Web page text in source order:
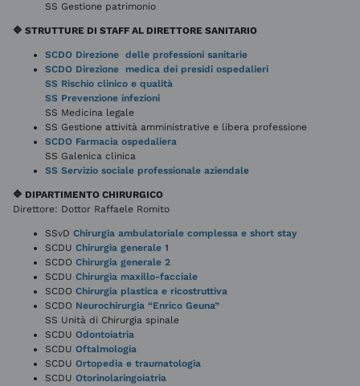
SS Gestione patrimonio
🔷 STRUTTURE DI STAFF AL DIRETTORE SANITARIO
SCDO Direzione delle professioni sanitarie
SCDO Direzione medica dei presidi ospedalieri
SS Rischio clinico e qualità
SS Prevenzione infezioni
SS Medicina legale
SS Gestione attività amministrative e libera professione
SCDO Farmacia ospedaliera
SS Galenica clinica
SS Servizio sociale professionale aziendale
🔷 DIPARTIMENTO CHIRURGICO
Direttore: Dottor Raffaele Romito
SSvD Chirurgia ambulatoriale complessa e short stay
SCDU Chirurgia generale 1
SCDO Chirurgia generale 2
SCDU Chirurgia maxillo-facciale
SCDO Chirurgia plastica e ricostruttiva
SCDO Neurochirurgia “Enrico Geuna”
SS Unità di Chirurgia spinale
SCDU Odontoiatria
SCDU Oftalmologia
SCDU Ortopedia e traumatologia
SCDU Otorinolaringoiatria